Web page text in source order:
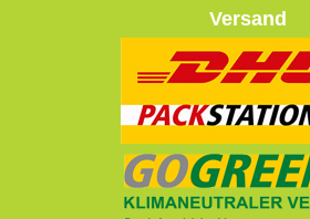
Versand